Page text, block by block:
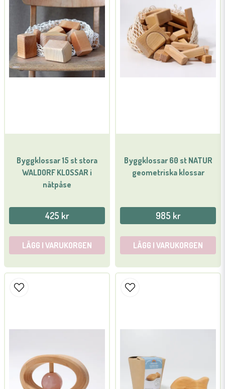
Byggklossar 15 st stora
WALDORF KLOSSAR i
nätpåse
425 kr
LÄGG I VARUKORGEN
Byggklossar 60 st NATUR
geometriska klossar
985 kr
LÄGG I VARUKORGEN